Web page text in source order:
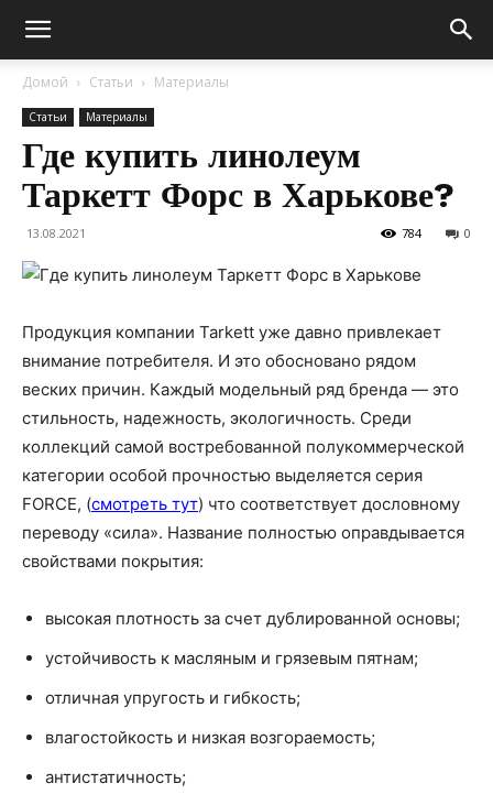
Домой Статьи Материалы
Статьи Материалы
Где купить линолеум
Таркетт Форс в Харькове?
13.08.2021 0
784
Продукция компании Tarkett уже давно привлекает
внимание потребителя. И это обосновано рядом
веских причин. Каждый модельный ряд бренда — это
стильность, надежность, экологичность. Среди
коллекций самой востребованной полукоммерческой
категории особой прочностью выделяется серия
FORCE, (смотреть тут) что соответствует дословному
переводу «сила». Название полностью оправдывается
свойствами покрытия:
высокая плотность за счет дублированной основы;
устойчивость к масляным и грязевым пятнам;
отличная упругость и гибкость;
влагостойкость и низкая возгораемость;
антистатичность;